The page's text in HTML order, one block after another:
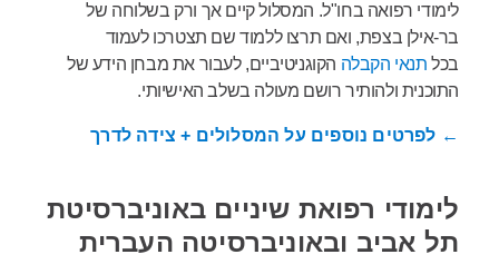
לימודי רפואה בחו"ל. המסלול קיים אך ורק בשלוחה של
בר-אילן בצפת, ואם תרצו ללמוד שם תצטרכו לעמוד
בכל תנאי הקבלה הקוגניטיביים, לעבור את מבחן הידע של
התוכנית ולהותיר רושם מעולה בשלב האישיותי.
← לפרטים נוספים על המסלולים + צידה לדרך
לימודי רפואת שיניים באוניברסיטת
תל אביב ובאוניברסיטה העברית